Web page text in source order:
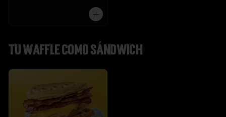
Tu Waffle como Sándwich